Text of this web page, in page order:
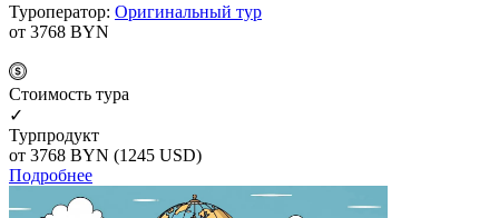
Туроператор: Оригинальный тур
от 3768 BYN
Cтоимость тура
✓
Турпродукт
от 3768 BYN (1245 USD)
Подробнее